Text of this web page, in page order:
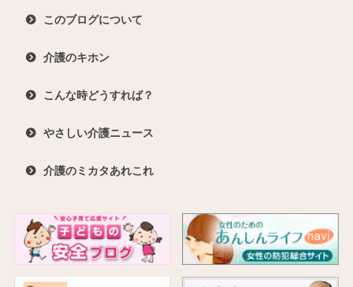
このブログについて
介護のキホン
こんな時どうすれば？
やさしい介護ニュース
介護のミカタあれこれ